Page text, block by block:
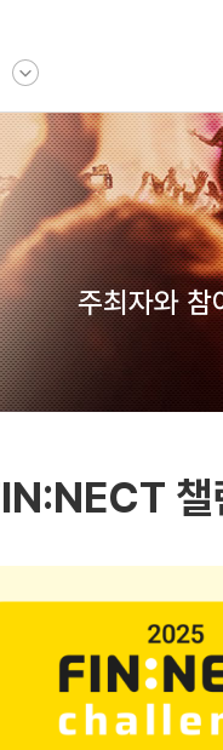
다른사이트 보기
주최자와 참
챌